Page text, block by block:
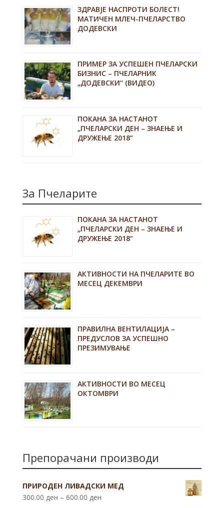
ЗДРАВЈЕ НАСПРОТИ БОЛЕСТ!
МАТИЧЕН МЛЕЧ-ПЧЕЛАРСТВО
ДОДЕВСКИ
ПРИМЕР ЗА УСПЕШЕН ПЧЕЛАРСКИ
БИЗНИС – ПЧЕЛАРНИК
„ДОДЕВСКИ“ (ВИДЕО)
ПОКАНА ЗА НАСТАНОТ
„ПЧЕЛАРСКИ ДЕН – ЗНАЕЊЕ И
ДРУЖЕЊЕ 2018“
За Пчеларите
ПОКАНА ЗА НАСТАНОТ
„ПЧЕЛАРСКИ ДЕН – ЗНАЕЊЕ И
ДРУЖЕЊЕ 2018“
АКТИВНОСТИ НА ПЧЕЛАРИТЕ ВО
МЕСЕЦ ДЕКЕМВРИ
ПРАВИЛНА ВЕНТИЛАЦИЈА –
ПРЕДУСЛОВ ЗА УСПЕШНО
ПРЕЗИМУВАЊЕ
АКТИВНОСТИ ВО МЕСЕЦ
ОКТОМВРИ
Препорачани производи
ПРИРОДЕН ЛИВАДСКИ МЕД
300.00 ден – 600.00 ден